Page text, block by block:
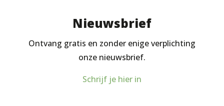
Nieuwsbrief
Ontvang gratis en zonder enige verplichting
onze nieuwsbrief.
Schrijf je hier in